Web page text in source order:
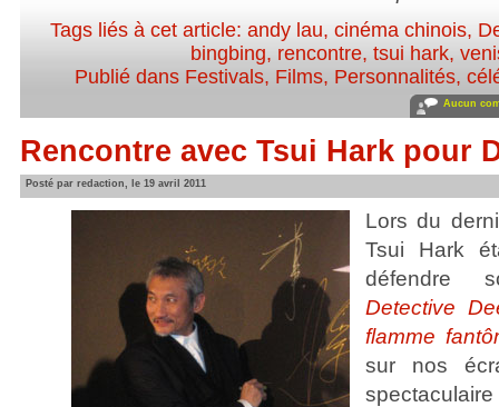
Tags liés à cet article:andy lau,cinéma chinois,
bingbing, rencontre, tsui hark,
Publié dans Festivals, Films, Personnalités,
Aucun
Rencontre avec Tsui Hark pour
Posté par redaction, le 19 avril 2011
Lors du
Tsui Hark
défendre
Detective
flamme
sur nos